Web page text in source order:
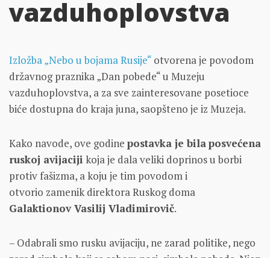
vazduhoplovstva
Izložba „Nebo u bojama Rusije“ otvorena je povodom
državnog praznika „Dan pobede“ u Muzeju
vazduhoplovstva, a za sve zainteresovane posetioce
biće dostupna do kraja juna, saopšteno je iz Muzeja.
Kako navode, ove godine postavka je bilaposvećena
ruskoj avijaciji koja je dala veliki doprinos u borbi
protiv fašizma, a koju je tim povodom i
otvorio zamenik direktora Ruskog doma
Galaktionov Vasilij Vladimirovič.
– Odabrali smo rusku avijaciju, ne zarad politike, nego